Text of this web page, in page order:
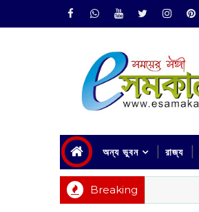
অন্য ভুবন রাজ্য
Breaking